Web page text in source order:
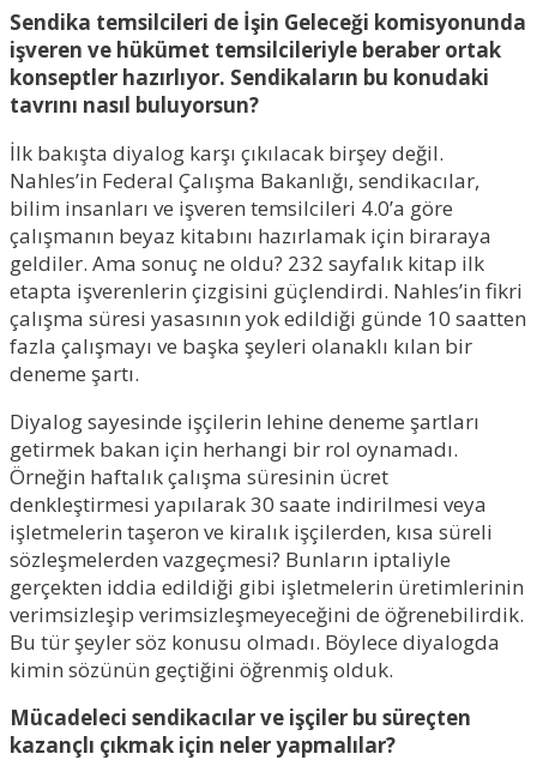
Sendika temsilcileri de İşin Geleceği komisyonunda
işveren ve hükümet temsilcileriyle beraber ortak
konseptler hazırlıyor. Sendikaların bu konudaki
tavrını nasıl buluyorsun?
İlk bakışta diyalog karşı çıkılacak birşey değil.
Nahles’in Federal Çalışma Bakanlığı, sendikacılar,
bilim insanları ve işveren temsilcileri 4.0’a göre
çalışmanın beyaz kitabını hazırlamak için biraraya
geldiler. Ama sonuç ne oldu? 232 sayfalık kitap ilk
etapta işverenlerin çizgisini güçlendirdi. Nahles’in fikri
çalışma süresi yasasının yok edildiği günde 10 saatten
fazla çalışmayı ve başka şeyleri olanaklı kılan bir
deneme şartı.
Diyalog sayesinde işçilerin lehine deneme şartları
getirmek bakan için herhangi bir rol oynamadı.
Örneğin haftalık çalışma süresinin ücret
denkleştirmesi yapılarak 30 saate indirilmesi veya
işletmelerin taşeron ve kiralık işçilerden, kısa süreli
sözleşmelerden vazgeçmesi? Bunların iptaliyle
gerçekten iddia edildiği gibi işletmelerin üretimlerinin
verimsizleşip verimsizleşmeyeceğini de öğrenebilirdik.
Bu tür şeyler söz konusu olmadı. Böylece diyalogda
kimin sözünün geçtiğini öğrenmiş olduk.
Mücadeleci sendikacılar ve işçiler bu süreçten
kazançlı çıkmak için neler yapmalılar?